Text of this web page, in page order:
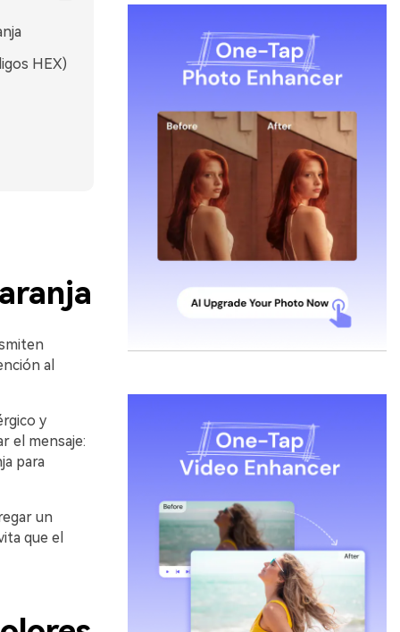
HEX)
al
y
el mensaje:
para
un
que el